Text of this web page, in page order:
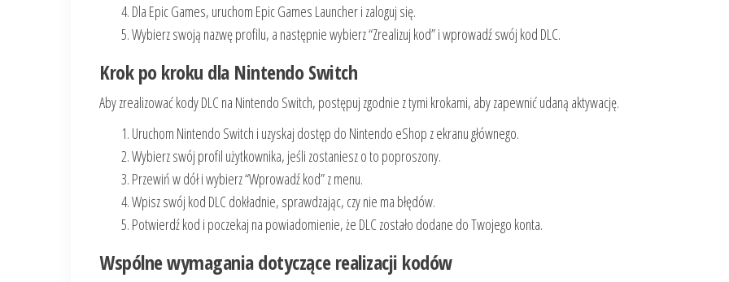
Dla Epic Games, uruchom Epic Games Launcher i zaloguj się.
Wybierz swoją nazwę profilu, a następnie wybierz “Zrealizuj kod” i wprowadź swój kod DLC.
Krok po kroku dla Nintendo Switch
Aby zrealizować kody DLC na Nintendo Switch, postępuj zgodnie z tymi krokami, aby zapewnić udaną aktywację.
Uruchom Nintendo Switch i uzyskaj dostęp do Nintendo eShop z ekranu głównego.
Wybierz swój profil użytkownika, jeśli zostaniesz o to poproszony.
Przewiń w dół i wybierz “Wprowadź kod” z menu.
Wpisz swój kod DLC dokładnie, sprawdzając, czy nie ma błędów.
Potwierdź kod i poczekaj na powiadomienie, że DLC zostało dodane do Twojego konta.
Wspólne wymagania dotyczące realizacji kodów